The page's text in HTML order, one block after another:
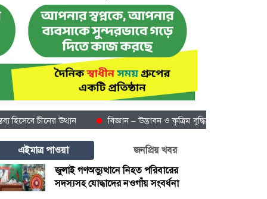
চীনের উত্থান বিজ্ঞান – উদ্ভাবন ও কৃত্রিম বুদ্ধিমত্তায় ভবিষ্যতের চীন
এইমাত্র পাওয়া
জনপ্রিয় খবর
জুলাই গণঅভ্যুত্থানে নিহত পরিবারের
সদস্যসহ যোদ্ধাদের নওগাঁয় সংবর্ধনা